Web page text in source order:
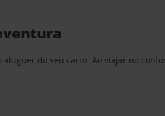
do seu carro. Ao viajar no